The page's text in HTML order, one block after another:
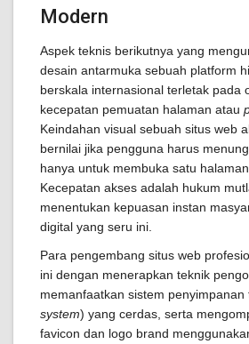
Modern
Aspek teknis berikutnya yang
desain antarmuka sebuah platform
berskala internasional terletak pada
kecepatan pemuatan halaman atau
Keindahan visual sebuah situs web
bernilai jika pengguna harus
hanya untuk membuka satu
Kecepatan akses adalah hukum
menentukan kepuasan instan
digital yang seru ini.
Para pengembang situs web
ini dengan menerapkan teknik
memanfaatkan sistem penyimpanan
system) yang cerdas, serta
favicon dan logo brand